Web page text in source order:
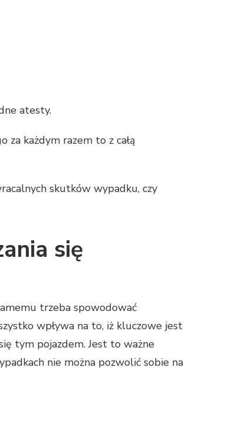
atesty.
za każdym razem to z całą
skutków wypadku, czy
się
trzeba spowodować
wpływa na to, iż kluczowe jest
tym pojazdem. Jest to ważne
nie można pozwolić sobie na